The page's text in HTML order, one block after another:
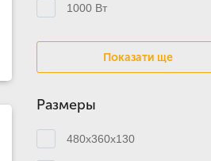
1000 Вт
Показати ще
Размеры
480x360x130